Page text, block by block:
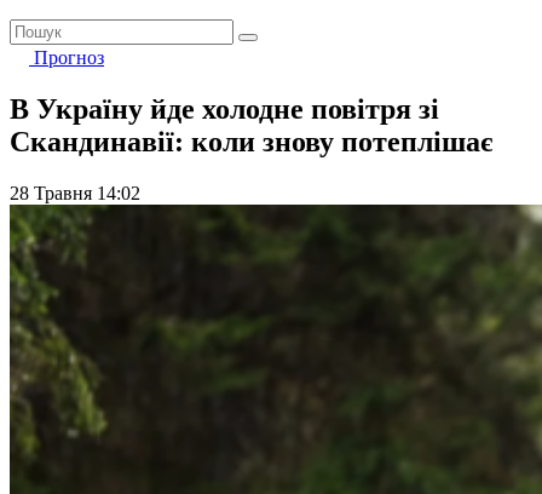
Прогноз
В Україну йде холодне повітря зі
Скандинавії: коли знову потеплішає
28 Травня 14:02